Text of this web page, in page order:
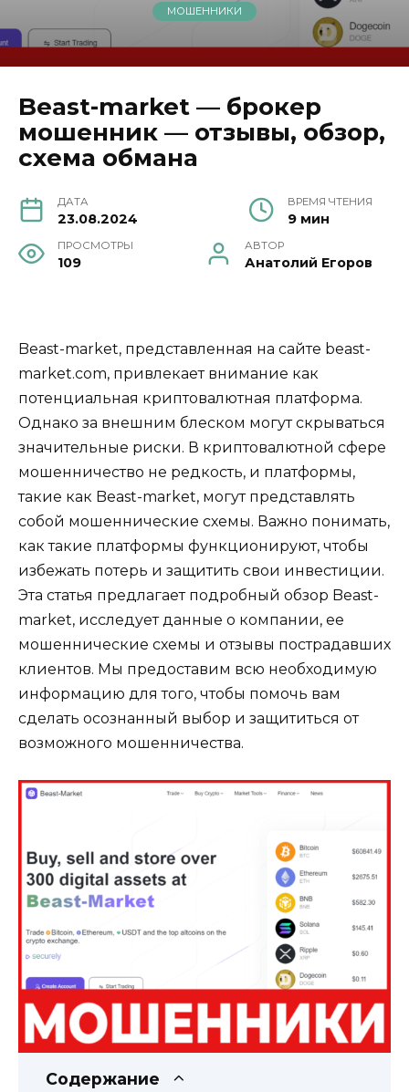
МОШЕННИКИ
Beast-market — брокер
мошенник — отзывы, обзор,
схема обмана
ДАТА
23.08.2024
ВРЕМЯ ЧТЕНИЯ
9 мин
ПРОСМОТРЫ
109
АВТОР
Анатолий Егоров
Beast-market, представленная на сайте beast-
market.com, привлекает внимание как
потенциальная криптовалютная платформа.
Однако за внешним блеском могут скрываться
значительные риски. В криптовалютной сфере
мошенничество не редкость, и платформы,
такие как Beast-market, могут представлять
собой мошеннические схемы. Важно понимать,
как такие платформы функционируют, чтобы
избежать потерь и защитить свои инвестиции.
Эта статья предлагает подробный обзор Beast-
market, исследует данные о компании, ее
мошеннические схемы и отзывы пострадавших
клиентов. Мы предоставим всю необходимую
информацию для того, чтобы помочь вам
сделать осознанный выбор и защититься от
возможного мошенничества.
Содержание